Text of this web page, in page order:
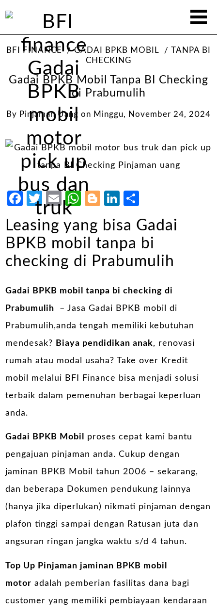
BFI FINANCE GADAI BPKB MOBIL
TANPA BI
CHECKING
Gadai BPKB Mobil Tanpa BI Checking
di Prabumulih
By Pinjaman Uang on Minggu, November 24, 2024
Facebook
Twitter
EmailWhatsApp
Blogger
LinkedIn
Leasing yang bisa Gadai
BPKB mobil tanpa bi
checking di Prabumulih
Gadai BPKB mobil tanpa bi checking di
Prabumulih
– Jasa Gadai BPKB mobil di
Prabumulih,anda tengah memiliki kebutuhan
mendesak? Biaya pendidikan anak, renovasi
rumah atau modal usaha? Take over Kredit
mobil melalui BFI Finance bisa menjadi solusi
terbaik dalam pemenuhan berbagai keperluan
anda.
Gadai BPKB Mobil
proses cepat kami bantu
pengajuan pinjaman anda. Cukup dengan
jaminan BPKB Mobil tahun 2006 – sekarang,
dan beberapa Dokumen pendukung lainnya
(hanya jika diperlukan) nikmati pinjaman dengan
plafon tinggi sampai dengan Ratusan juta dan
angsuran ringan jangka waktu s/d 4 tahun.
Top Up Pinjaman jaminan BPKB mobil
motor adalah pemberian fasilitas dana bagi
customer yang memiliki pembiayaan kendaraan